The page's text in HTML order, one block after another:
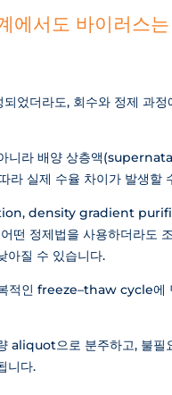
에서도 바이러스
었더라도, 회수와 정제 과정
니라 배양 상층액
라 실제 수율 차이가 발생할
density gradient
정제법을 사용하더라도
아질 수 있습니다.
적인 freeze–thaw cycle에
aliquot으로 분주하고, 불필
니다.